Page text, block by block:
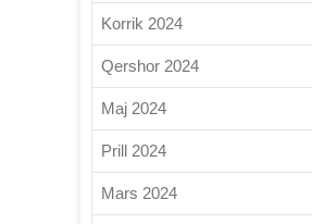
Korrik 2024
Qershor 2024
Maj 2024
Prill 2024
Mars 2024